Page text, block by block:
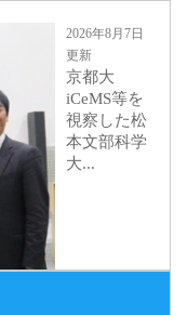
2026年8月7日
更新
京都大
iCeMS等を
視察した松
本文部科学
大...